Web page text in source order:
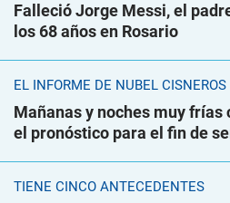
Falleció Jorge Messi, el
los 68 años en Rosario
EL INFORME DE NUBEL CISNEROS
Mañanas y noches muy frías
el pronóstico para el fin de
TIENE CINCO ANTECEDENTES